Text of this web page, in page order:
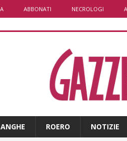
ABBONATI NECROLOGI
ROERO NOTIZIE